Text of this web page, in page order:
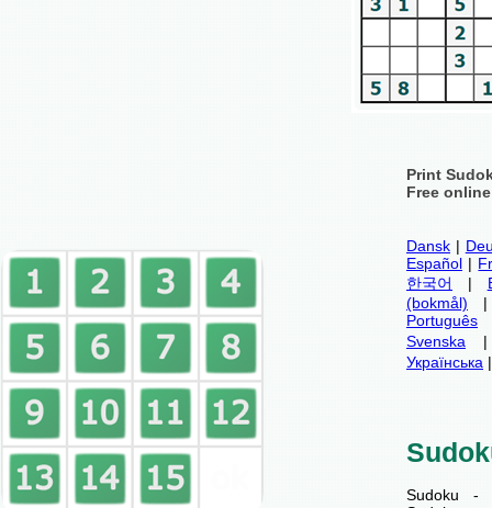
Print
Free
Dansk |
Español |
한국어
|
(bokmål)
Português
Svenska
Українська
Sudoku -